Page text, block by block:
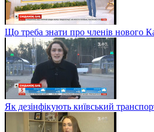
Що треба знати про членів нового
Як дезінфікують київський